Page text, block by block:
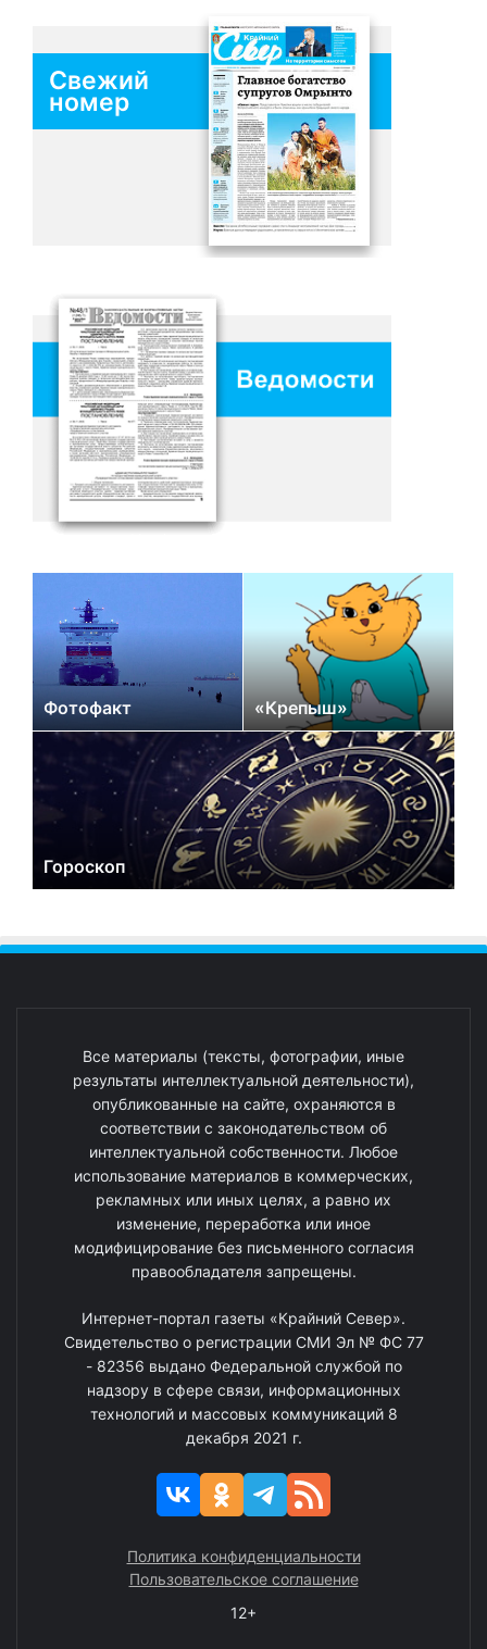
Свежий
номер
Фотофакт «Крепыш»
Гороскоп
Все материалы (тексты, фотографии, иные
результаты интеллектуальной деятельности),
опубликованные на сайте, охраняются в
соответствии с законодательством об
интеллектуальной собственности. Любое
использование материалов в коммерческих,
рекламных или иных целях, а равно их
изменение, переработка или иное
модифицирование без письменного согласия
правообладателя запрещены.
Интернет-портал газеты «Крайний Север».
Свидетельство о регистрации СМИ Эл № ФС 77
- 82356 выдано Федеральной службой по
надзору в сфере связи, информационных
технологий и массовых коммуникаций 8
декабря 2021 г.
Политика конфиденциальности
Пользовательское соглашение
12+